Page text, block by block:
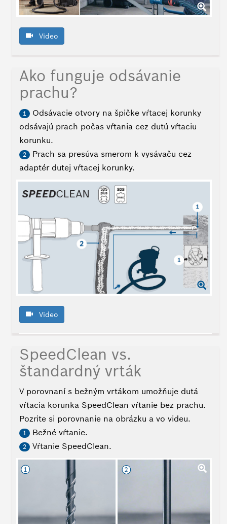
Video
Ako funguje odsávanie
prachu?
1
Odsávacie otvory na špičke vŕtacej korunky
odsávajú prach počas vŕtania cez dutú vŕtaciu
korunku.
2
Prach sa presúva smerom k vysávaču cez
adaptér dutej vŕtacej korunky.
Video
SpeedClean vs.
štandardný vrták
V porovnaní s bežným vrtákom umožňuje dutá
vŕtacia korunka SpeedClean vŕtanie bez prachu.
Pozrite si porovnanie na obrázku a vo videu.
1 Bežné vŕtanie.
2 Vŕtanie SpeedClean.